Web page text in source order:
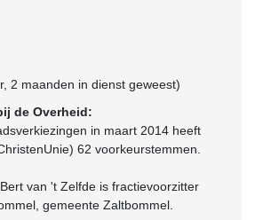
2 maanden in dienst geweest)
de Overheid:
in maart 2014 heeft
62 voorkeurstemmen.
van 't Zelfde is fractievoorzitter
gemeente Zaltbommel.